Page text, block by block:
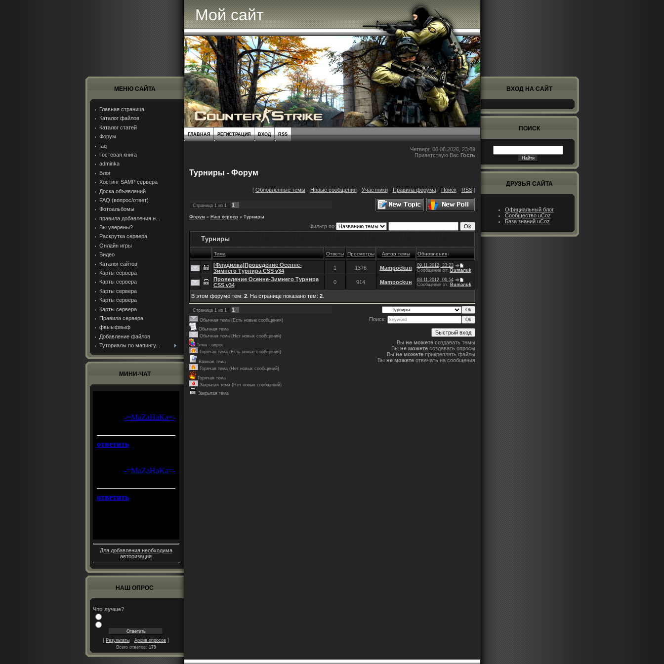
МЕНЮ САЙТА
Главная страница
Каталог файлов
Каталог статей
Форум
faq
Гостевая книга
adminka
Блог
Хостинг SAMP сервера
Доска объявлений
FAQ (вопрос/ответ)
Фотоальбомы
правила добавления н...
Вы уверены?
Раскрутка сервера
Онлайн игры
Видео
Каталог сайтов
Карты сервера
Карты сервера
Карты сервера
Карты сервера
Карты сервера
Правила сервера
фвыыфвыф
Добавление файлов
Туториалы по мапингу...
МИНИ-ЧАТ
Для добавления необходима
авторизация
НАШ ОПРОС
Что лучше?
[ Результаты · Архив опросов ]
Всего ответов: 179
Мой сайт
ГЛАВНАЯ РЕГИСТРАЦИЯ ВХОД RSS
Четверг, 06.08.2026, 23:09
Приветствую Вас Гость
Турниры - Форум
[ Обновленные темы · Новые сообщения· Участники· Правила форума· Поиск· RSS]
Страница 1из 1 1
Форум » Наш сервер » Турниры
Фильтр по:
Турниры
Тема Ответы Просмотры Автор темы Обновления↓
[Флудилка]Проведение Осенне-
Зимнего Турнира CSS v34
1 1376 Mampockuн
09.11.2012, 23:23
Сообщение от: Bumaлuk
Проведение Осенне-Зимнего Турнира
CSS v34
0 914 Mampockuн
03.11.2012, 06:54
Сообщение от: Bumaлuk
В этом форуме тем: 2. На странице показано тем: 2.
Страница 1из 1 1
Обычная тема (Есть новые сообщения)
Обычная тема
Обычная тема (Нет новых сообщений)
Тема - опрос
Горячая тема (Есть новые сообщения)
Важная тема
Горячая тема (Нет новых сообщений)
Горячая тема
Закрытая тема (Нет новых сообщений)
Закрытая тема
Поиск:
Вы не можетесоздавать темы
Вы не можетесоздавать опросы
Вы не можетеприкреплять файлы
Вы не можетеотвечать на сообщения
ВХОД НА САЙТ
ПОИСК
ДРУЗЬЯ САЙТА
Официальный блог
Сообщество uCoz
База знаний uCoz